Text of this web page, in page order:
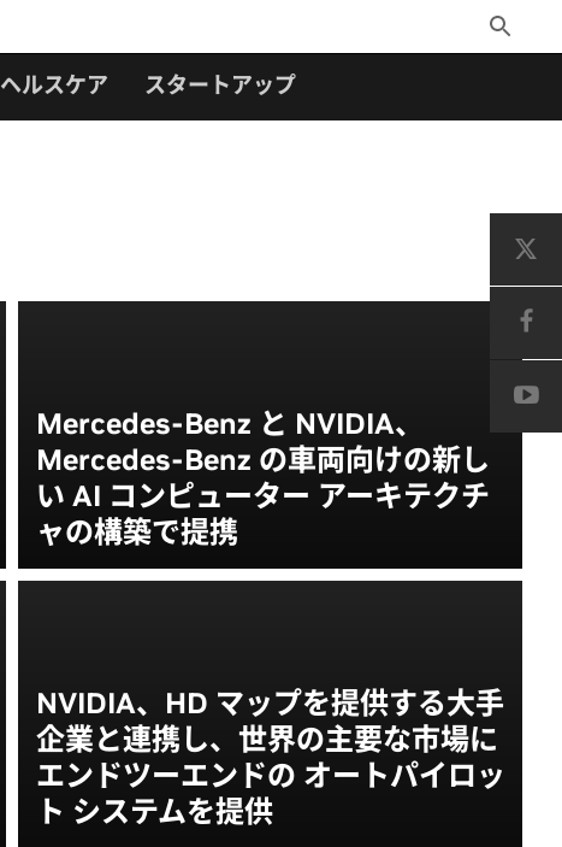
Toggle
Search
ヘルスケア スタートアップ
Mercedes-Benz と NVIDIA、
Mercedes-Benz の車両向けの新し
い AI コンピューター アーキテクチ
ャの構築で提携
NVIDIA、HD マップを提供する大手
企業と連携し、世界の主要な市場に
エンドツーエンドの オートパイロッ
ト システムを提供